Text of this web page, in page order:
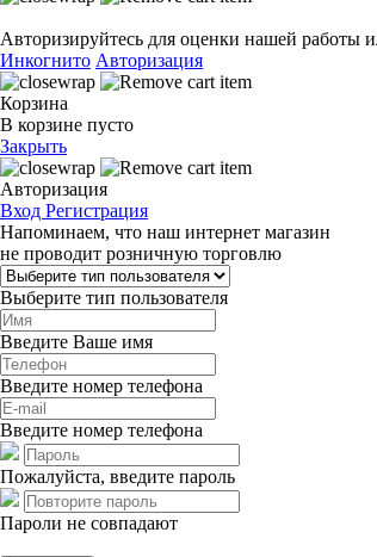
Авторизируйтесь для оценки нашей работы
Инкогнито Авторизация
Корзина
В корзине пусто
Закрыть
Авторизация
Вход Регистрация
Напоминаем, что наш интернет магазин
не проводит розничную торговлю
Выберите тип пользователя
Введите Ваше имя
Введите номер телефона
Введите номер телефона
Пожалуйста, введите пароль
Пароли не совпадают